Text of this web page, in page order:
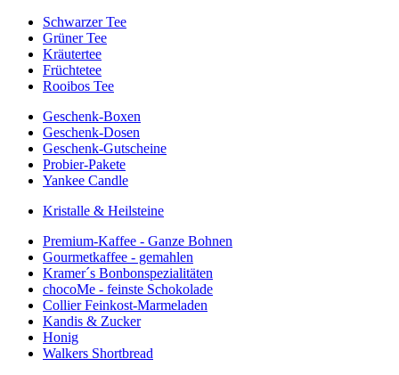
Schwarzer Tee
Grüner Tee
Kräutertee
Früchtetee
Rooibos Tee
Geschenk-Boxen
Geschenk-Dosen
Geschenk-Gutscheine
Probier-Pakete
Yankee Candle
Kristalle & Heilsteine
Premium-Kaffee - Ganze Bohnen
Gourmetkaffee - gemahlen
Kramer´s Bonbonspezialitäten
chocoMe - feinste Schokolade
Collier Feinkost-Marmeladen
Kandis & Zucker
Honig
Walkers Shortbread